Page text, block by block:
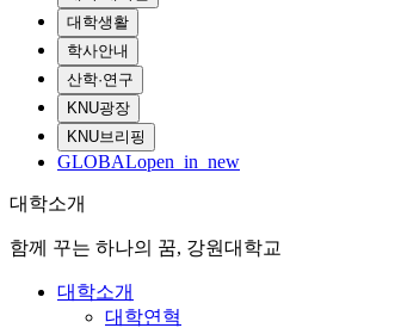
대학생활
학사안내
산학·연구
KNU광장
KNU브리핑
GLOBALopen_in_new
대학소개
함께 꾸는 하나의 꿈, 강원대학교
대학소개
대학연혁